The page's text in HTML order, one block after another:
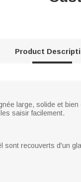
Product
large, solide et
saisir facilement.
sont recouverts d'un